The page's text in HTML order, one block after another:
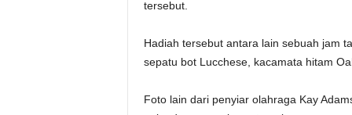
tersebut.
Hadiah tersebut antara lain sebuah jam
sepatu bot Lucchese, kacamata hitam
Foto lain dari penyiar olahraga Kay